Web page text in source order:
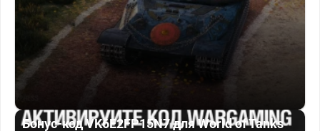
Бонус-код VK6E2FP15N7 для World of Tanks